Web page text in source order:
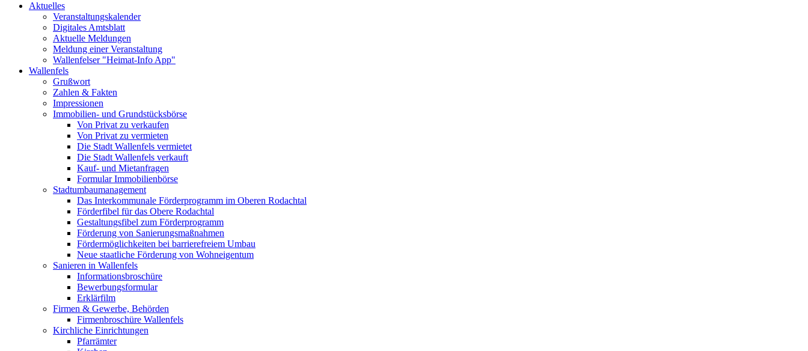
Aktuelles
Veranstaltungskalender
Digitales Amtsblatt
Aktuelle Meldungen
Meldung einer Veranstaltung
Wallenfelser "Heimat-Info App"
Wallenfels
Grußwort
Zahlen & Fakten
Impressionen
Immobilien- und Grundstücksbörse
Von Privat zu verkaufen
Von Privat zu vermieten
Die Stadt Wallenfels vermietet
Die Stadt Wallenfels verkauft
Kauf- und Mietanfragen
Formular Immobilienbörse
Stadtumbaumanagement
Das Interkommunale Förderprogramm im Oberen Rodachtal
Förderfibel für das Obere Rodachtal
Gestaltungsfibel zum Förderprogramm
Förderung von Sanierungsmaßnahmen
Fördermöglichkeiten bei barrierefreiem Umbau
Neue staatliche Förderung von Wohneigentum
Sanieren in Wallenfels
Informationsbroschüre
Bewerbungsformular
Erklärfilm
Firmen & Gewerbe, Behörden
Firmenbroschüre Wallenfels
Kirchliche Einrichtungen
Pfarrämter